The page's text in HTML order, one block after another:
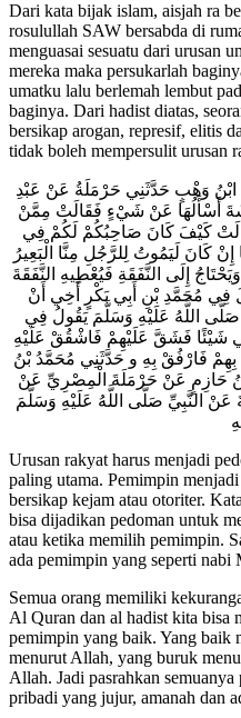
Dari kata bijak islam, aisjah ra
rosulullah SAW bersabda di
menguasai sesuatu dari urusan
mereka maka persukarlah
umatku lalu berlemah lembut
baginya. Dari hadist diatas,
bersikap arogan, represif, elitis
tidak boleh mempersulit urusan
ابْنُ وَهْبٍ حَدَّثَنِي حَرْمَلَةُ عَنْ عَبْدِ
أَسْأَلُهَا عَنْ شَيْءٍ فَقَالَتْ مِمَّنْ
كَيْفَ كَانَ صَاحِبُكُمْ لَكُمْ فِي
كَانَ لَيَمُوتُ لِلرَّجُلِ مِنَّا الْبَعِيرُ
إِلَى النَّفَقَةِ فَيُعْطِيهِ النَّفَقَةَ
فِي مُحَمَّدِ بْنِ أَبِي بَكْرٍ أَخِي أَنْ
اللَّهُ عَلَيْهِ وَسَلَّمَ يَقُولُ فِي
شَيْئًا فَشَقَّ عَلَيْهِمْ فَاشْقُقْ عَلَيْهِ
فَارْفُقْ بِهِ و حَدَّثَنِي مُحَمَّدُ بْنُ
بْنُ حَازِمٍ عَنْ حَرْمَلَةَ الْمِصْرِيِّ عَنْ
النَّبِيِّ صَلَّى اللَّهُ عَلَيْهِ وَسَلَّمَ
Urusan rakyat harus menjadi
paling utama. Pemimpin
bersikap kejam atau otoriter.
bisa dijadikan pedoman untuk
atau ketika memilih pemimpin.
ada pemimpin yang seperti nabi
Semua orang memiliki
Al Quran dan al hadist kita bisa
pemimpin yang baik. Yang baik
menurut Allah, yang buruk
Allah. Jadi pasrahkan
pribadi yang jujur, amanah dan